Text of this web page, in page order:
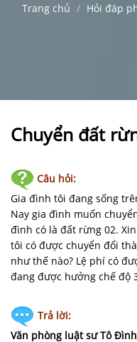
TỤC
ĐẤT
BẢN
-
BIỂU
MẪU
LIÊN
HỆ
Trang chủ Hỏi đáp
Chuyển đất
Câu hỏi:
Gia đình tôi đang sống
Nay gia đình muốn
đình có là đất rừng 02.
tôi có được chuyển đổi
như thế nào? Lệ phí có
đang được hưởng chế độ
Trả lời:
Văn phòng luật sư Tô